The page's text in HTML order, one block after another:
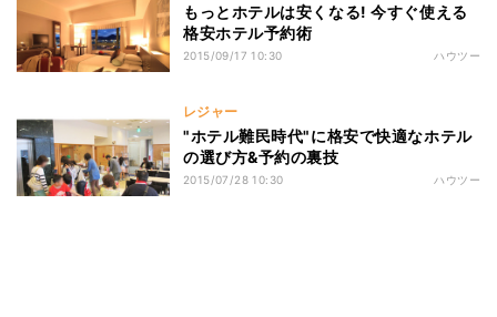
もっとホテルは安くなる! 今すぐ使える
格安ホテル予約術
2015/09/17 10:30 ハウツー
レジャー
"ホテル難民時代"に格安で快適なホテル
の選び方&予約の裏技
2015/07/28 10:30 ハウツー